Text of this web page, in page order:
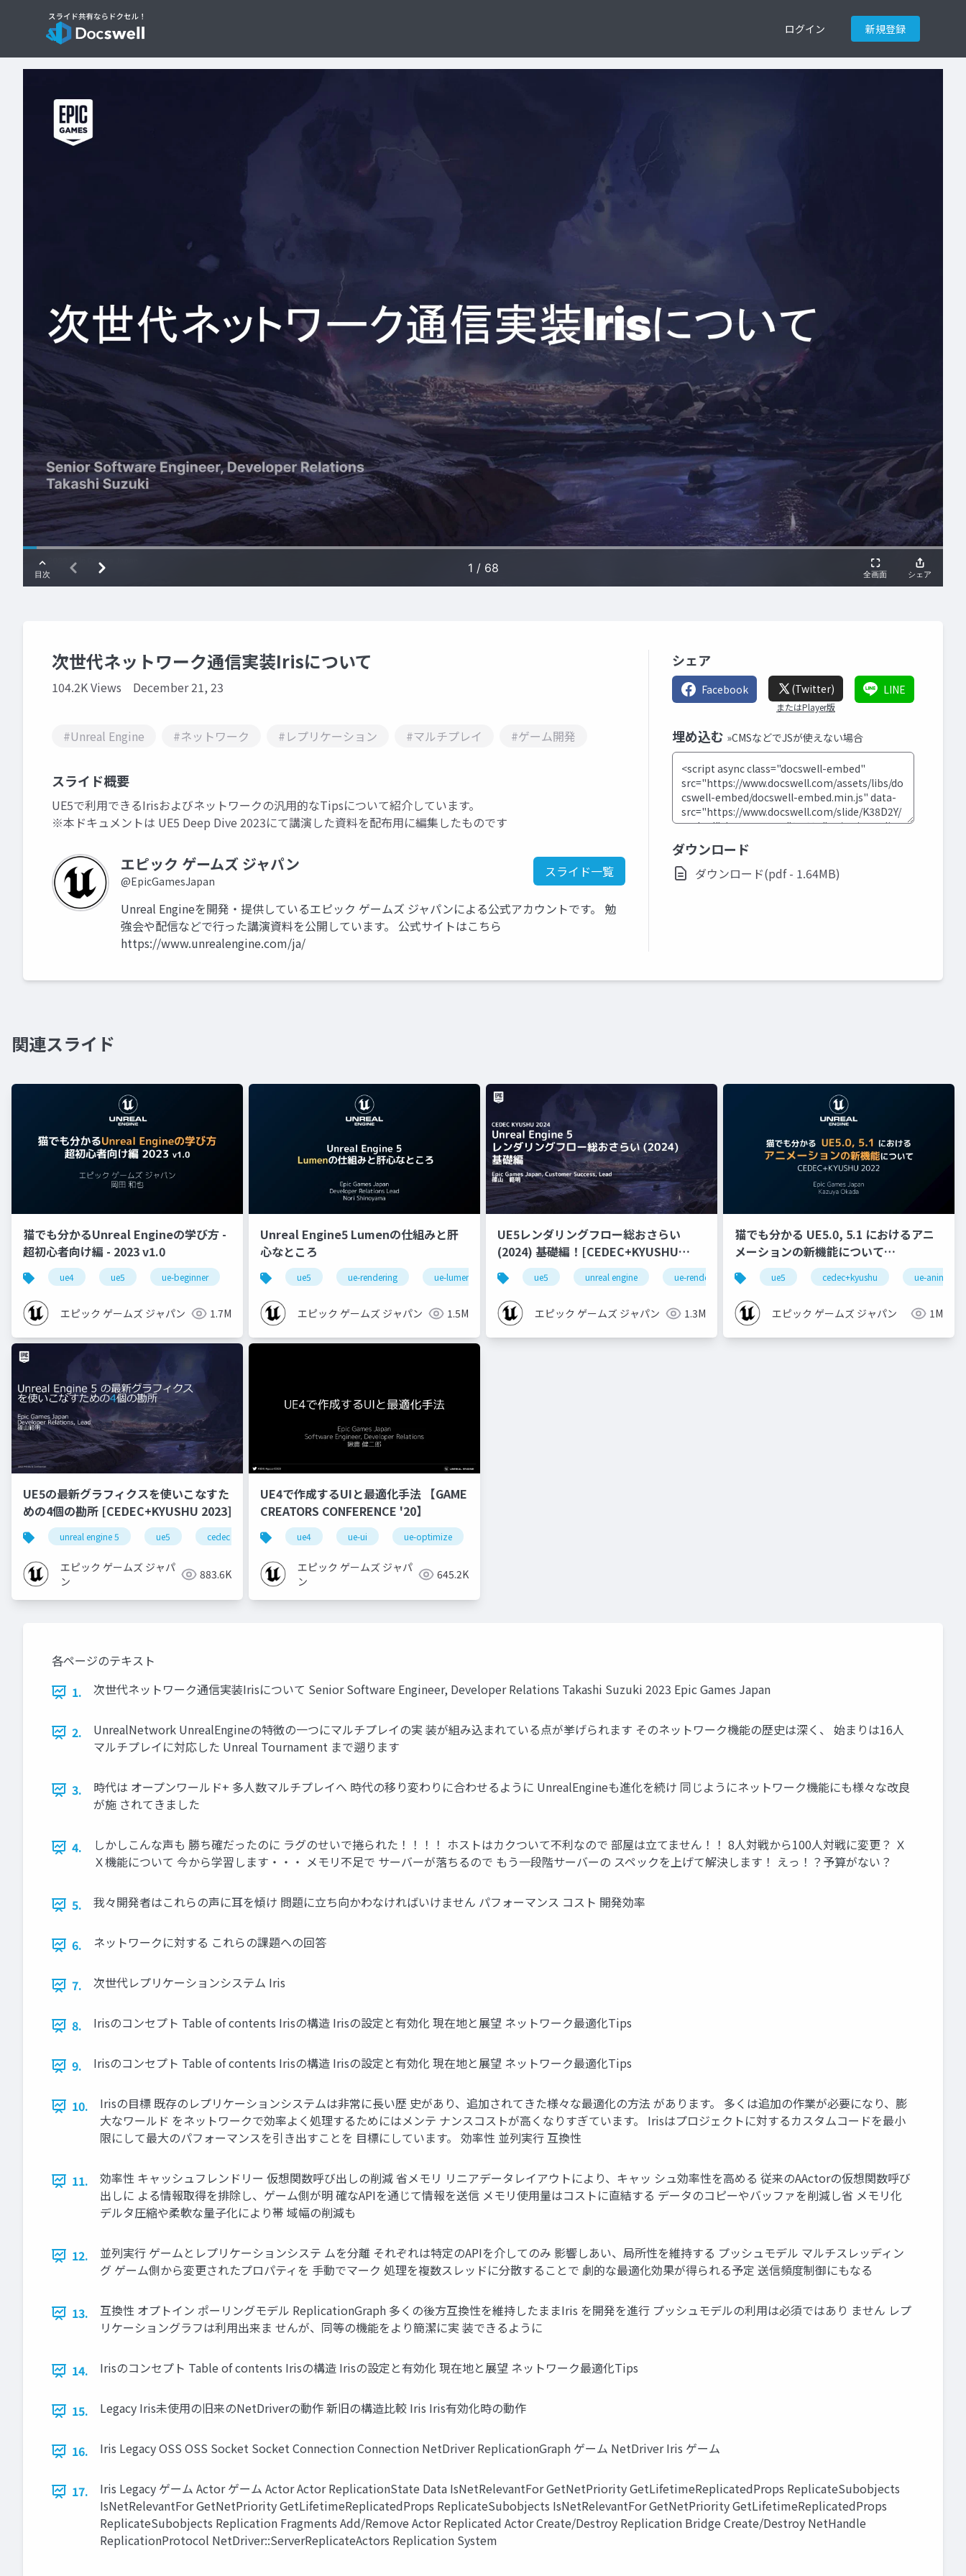
ログイン 新規登録
次世代ネットワーク通信実装Irisについて
104.2K Views December 21, 23
#Unreal Engine #ネットワーク #レプリケーション #マルチプレイ #ゲーム開発
スライド概要
UE5で利用できるIrisおよびネットワークの汎用的なTipsについて紹介しています。
※本ドキュメントは UE5 Deep Dive 2023にて講演した資料を配布用に編集したものです
エピック ゲームズ ジャパン
@EpicGamesJapan
スライド一覧
Unreal Engineを開発・提供しているエピック ゲームズ ジャパンによる公式アカウントです。 勉
強会や配信などで行った講演資料を公開しています。 公式サイトはこちら
https://www.unrealengine.com/ja/
シェア
Facebook (Twitter)
またはPlayer版
LINE
埋め込む »CMSなどでJSが使えない場合
ダウンロード
ダウンロード(pdf - 1.64MB)
関連スライド
猫でも分かるUnreal Engineの学び方 -
超初心者向け編 - 2023 v1.0
ue4 ue5 ue-beginner
エピック ゲームズ ジャパン 1.7M
Unreal Engine5 Lumenの仕組みと肝
心なところ
ue5 ue-rendering ue-lumen
エピック ゲームズ ジャパン 1.5M
UE5レンダリングフロー総おさらい
(2024) 基礎編！[CEDEC+KYUSHU
2024] ue5 unreal engine ue-rendering
エピック ゲームズ ジャパン 1.3M
猫でも分かる UE5.0, 5.1 におけるアニ
メーションの新機能について
【CEDEC+KYUSHU 2022】
ue5 cedec+kyushu ue-
エピック ゲームズ ジャパン 1M
UE5の最新グラフィクスを使いこなすた
めの4個の勘所 [CEDEC+KYUSHU 2023]
unreal engine 5 ue5 cedec cedec+kyushu
エピック ゲームズ ジャパ
ン
883.6K
UE4で作成するUIと最適化手法 【GAME
CREATORS CONFERENCE '20】
ue4 ue-ui ue-optimize
エピック ゲームズ ジャパ
ン
645.2K
各ページのテキスト
1.
次世代ネットワーク通信実装Irisについて Senior Software Engineer, Developer Relations Takashi Suzuki 2023 Epic Games Japan
2.
UnrealNetwork UnrealEngineの特徴の一つにマルチプレイの実 装が組み込まれている点が挙げられます そのネットワーク機能の歴史は深く、 始まりは16人
マルチプレイに対応した Unreal Tournament まで遡ります
3.
時代は オープンワールド+ 多人数マルチプレイへ 時代の移り変わりに合わせるように UnrealEngineも進化を続け 同じようにネットワーク機能にも様々な改良
が施 されてきました
4.
しかしこんな声も 勝ち確だったのに ラグのせいで捲られた！！！！ ホストはカクついて不利なので 部屋は立てません！！ 8人対戦から100人対戦に変更？ Ｘ
Ｘ機能について 今から学習します・・・ メモリ不足で サーバーが落ちるので もう一段階サーバーの スペックを上げて解決します！ えっ！？予算がない？
5. 我々開発者はこれらの声に耳を傾け 問題に立ち向かわなければいけません パフォーマンス コスト 開発効率
6. ネットワークに対する これらの課題への回答
7. 次世代レプリケーションシステム Iris
8. Irisのコンセプト Table of contents Irisの構造 Irisの設定と有効化 現在地と展望 ネットワーク最適化Tips
9. Irisのコンセプト Table of contents Irisの構造 Irisの設定と有効化 現在地と展望 ネットワーク最適化Tips
10.
Irisの目標 既存のレプリケーションシステムは非常に長い歴 史があり、追加されてきた様々な最適化の方法 があります。 多くは追加の作業が必要になり、膨
大なワールド をネットワークで効率よく処理するためにはメンテ ナンスコストが高くなりすぎています。 Irisはプロジェクトに対するカスタムコードを最小
限にして最大のパフォーマンスを引き出すことを 目標にしています。 効率性 並列実行 互換性
11.
効率性 キャッシュフレンドリー 仮想関数呼び出しの削減 省メモリ リニアデータレイアウトにより、キャッ シュ効率性を高める 従来のAActorの仮想関数呼び
出しに よる情報取得を排除し、ゲーム側が明 確なAPIを通じて情報を送信 メモリ使用量はコストに直結する データのコピーやバッファを削減し省 メモリ化
デルタ圧縮や柔軟な量子化により帯 域幅の削減も
12.
並列実行 ゲームとレプリケーションシステ ムを分離 それぞれは特定のAPIを介してのみ 影響しあい、局所性を維持する プッシュモデル マルチスレッディン
グ ゲーム側から変更されたプロパティを 手動でマーク 処理を複数スレッドに分散することで 劇的な最適化効果が得られる予定 送信頻度制御にもなる
13.
互換性 オプトイン ポーリングモデル ReplicationGraph 多くの後方互換性を維持したままIris を開発を進行 プッシュモデルの利用は必須ではあり ません レプ
リケーショングラフは利用出来ま せんが、同等の機能をより簡潔に実 装できるように
14. Irisのコンセプト Table of contents Irisの構造 Irisの設定と有効化 現在地と展望 ネットワーク最適化Tips
15. Legacy Iris未使用の旧来のNetDriverの動作 新旧の構造比較 Iris Iris有効化時の動作
16. Iris Legacy OSS OSS Socket Socket Connection Connection NetDriver ReplicationGraph ゲーム NetDriver Iris ゲーム
17.
Iris Legacy ゲーム Actor ゲーム Actor Actor ReplicationState Data IsNetRelevantFor GetNetPriority GetLifetimeReplicatedProps ReplicateSubobjects
IsNetRelevantFor GetNetPriority GetLifetimeReplicatedProps ReplicateSubobjects IsNetRelevantFor GetNetPriority GetLifetimeReplicatedProps
ReplicateSubobjects Replication Fragments Add/Remove Actor Replicated Actor Create/Destroy Replication Bridge Create/Destroy NetHandle
ReplicationProtocol NetDriver::ServerReplicateActors Replication System